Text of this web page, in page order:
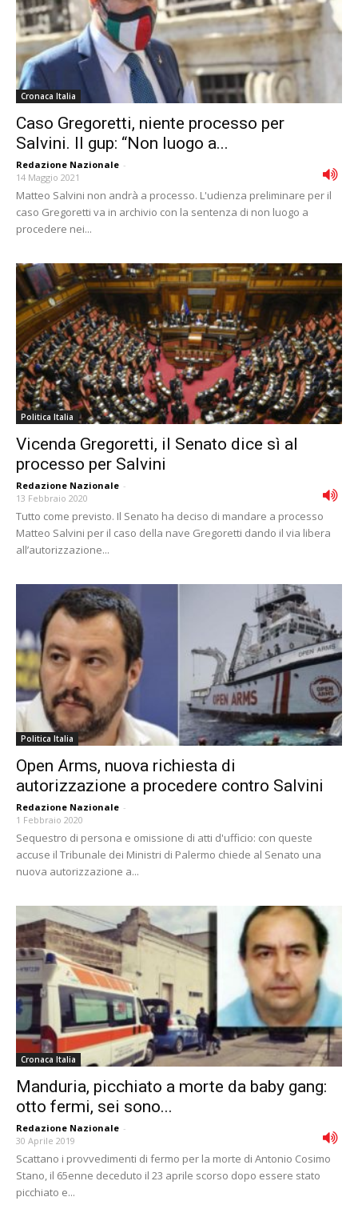
Cronaca Italia
Caso Gregoretti, niente processo per
Salvini. Il gup: “Non luogo a...
Redazione Nazionale -
14 Maggio 2021
Matteo Salvini non andrà a processo. L'udienza preliminare per il
caso Gregoretti va in archivio con la sentenza di non luogo a
procedere nei...
Politica Italia
Vicenda Gregoretti, il Senato dice sì al
processo per Salvini
Redazione Nazionale -
13 Febbraio 2020
Tutto come previsto. Il Senato ha deciso di mandare a processo
Matteo Salvini per il caso della nave Gregoretti dando il via libera
all’autorizzazione...
Politica Italia
Open Arms, nuova richiesta di
autorizzazione a procedere contro Salvini
Redazione Nazionale -
1 Febbraio 2020
Sequestro di persona e omissione di atti d'ufficio: con queste
accuse il Tribunale dei Ministri di Palermo chiede al Senato una
nuova autorizzazione a...
Cronaca Italia
Manduria, picchiato a morte da baby gang:
otto fermi, sei sono...
Redazione Nazionale -
30 Aprile 2019
Scattano i provvedimenti di fermo per la morte di Antonio Cosimo
Stano, il 65enne deceduto il 23 aprile scorso dopo essere stato
picchiato e...